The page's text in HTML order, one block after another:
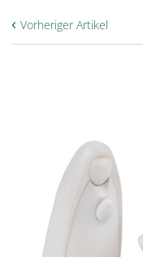
‹ Vorheriger Artikel